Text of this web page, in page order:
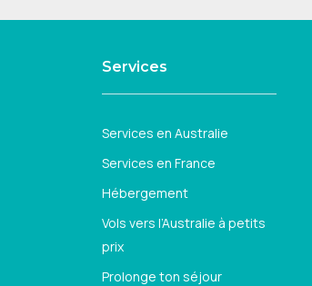
Services
Services en Australie
Services en France
Hébergement
Vols vers l’Australie à petits
prix
Prolonge ton séjour